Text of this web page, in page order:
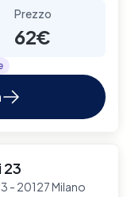
Prezzo
62€
23
- 20127 Milano